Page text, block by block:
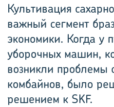
Культивация
важный сегмент
экономики. Когда у
уборочных машин,
возникли проблемы
комбайнов, было
решением к SKF.